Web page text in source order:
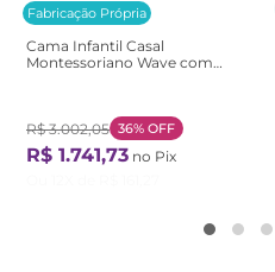
Fabricação Própria
Cama Infantil Casal
Montessoriano Wave com
Natural/Branco
R$ 3.002,05 36% OFF
R$ 1.741,73 no Pix